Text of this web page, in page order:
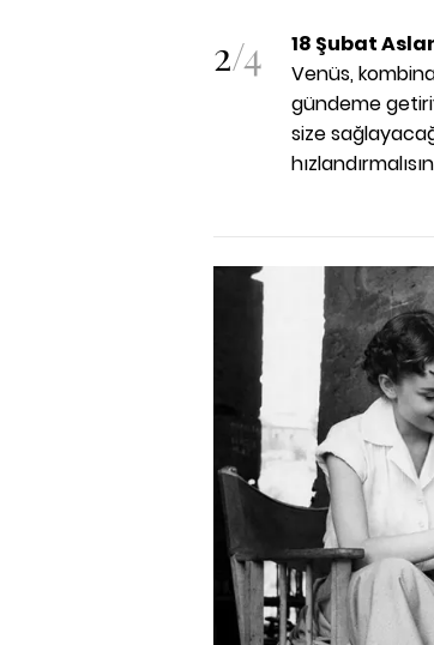
2/4
18 Şubat
Venüs,
gündeme
size